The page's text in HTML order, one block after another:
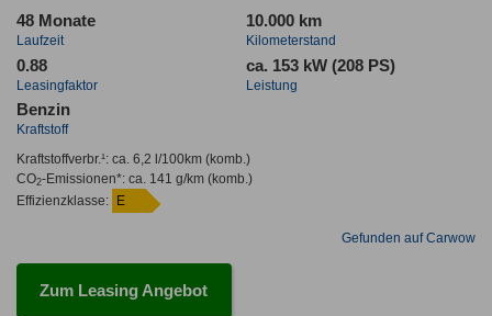
48 Monate
Laufzeit
10.000 km
Kilometerstand
0.88
Leasingfaktor
ca. 153 kW (208 PS)
Leistung
Benzin
Kraftstoff
Kraftstoffverbr.¹: ca. 6,2 l/100km(komb.)
CO2-Emissionen*: ca. 141 g/km(komb.)
Effizienzklasse: E
Gefunden auf Carwow
Zum Leasing Angebot